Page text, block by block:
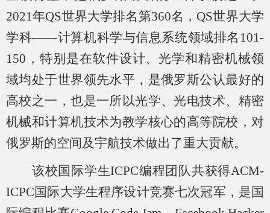
2021年QS世界大学排名第360名， QS世界大学
学科——计算机科学与信息系统领域排名 101-
150 ，特别是在软件设计、光学和精密机械领
域均处于世界领先水平，是俄罗斯公认最好的
高校之一，也是一所以光学、光电技术、精密
机械和计算机技术为教学核心的高等院校，对
俄罗斯的空间及宇航技术做出了重大贡献。
该校国际学生ICPC编程团队共获得ACM-
ICPC国际大学生程序设计竞赛七次冠军，是国